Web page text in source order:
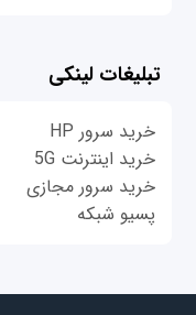
تبلیغات لینکی
خرید سرور HP
خرید اینترنت 5G
خرید سرور مجازی
پسیو شبکه